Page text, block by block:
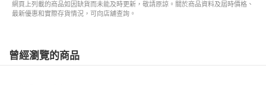
網頁上列載的商品如因缺貨而未能及時更新，敬請原諒。關於商品資料及屆時價格、
最新優惠和實際存貨情況，可向店舖查詢。
曾經瀏覽的商品